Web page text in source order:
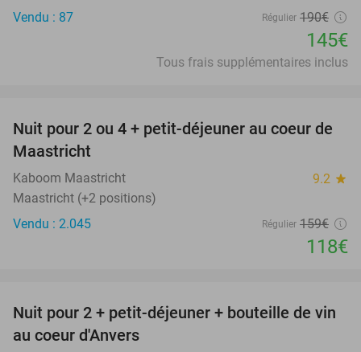
Vendu : 87
Régulier 190€
145€
Tous frais supplémentaires inclus
26%
Nuit pour 2 ou 4 + petit-déjeuner au coeur de
Maastricht
Kaboom Maastricht 9.2 star
Maastricht (+2 positions)
Vendu : 2.045
Régulier 159€
118€
31%
Nuit pour 2 + petit-déjeuner + bouteille de vin
au coeur d'Anvers